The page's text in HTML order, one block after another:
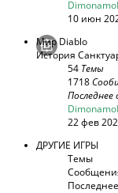
10 июн
Мир Diablo
История
54 Темы
1718
22 фев
ДРУГИЕ ИГРЫ
Темы